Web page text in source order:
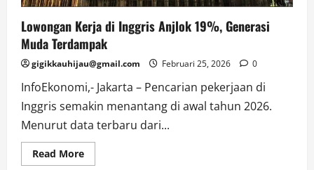
Lowongan Kerja di Inggris Anjlok 19%, Generasi
Muda Terdampak
gigikkauhijau@gmail.com Februari 25, 2026 0
InfoEkonomi,- Jakarta – Pencarian pekerjaan di
Inggris semakin menantang di awal tahun 2026.
Menurut data terbaru dari...
Read MoreRead
more